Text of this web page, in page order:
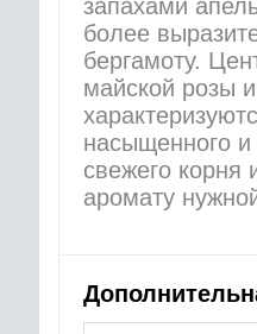
запахами
более
бергамоту.
майской розы
насыщенного и
свежего корня
аромату